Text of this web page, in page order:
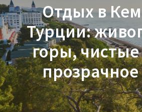
Отдых в
Турции:
горы, чистые